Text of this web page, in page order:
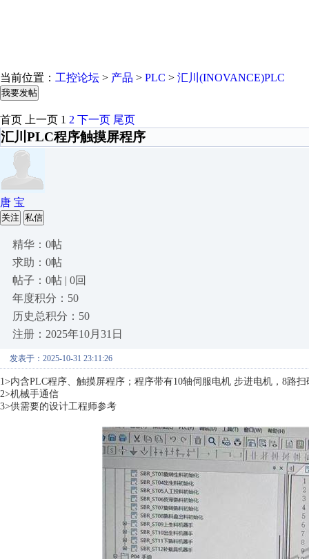
当前位置： 工控论坛 > 产品 > PLC > 汇川(INOVANCE)PLC
我要发帖
首页 上一页 1 2 下一页 尾页
汇川PLC程序触摸屏程序
唐 宝
关注 私信
精华：0帖
求助：0帖
帖子：0帖 | 0回
年度积分：50
历史总积分：50
注册：2025年10月31日
发表于：2025-10-31 23:11:26
1>内含PLC程序、触摸屏程序；程序带有10轴伺服电机 步进电机，8路
2>机械手通信
3>供需要的设计工程师参考